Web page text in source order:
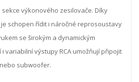
výkonového zesilovače. Díky
schopen řídit i náročné reprosoustavy
se širokým a dynamickým
i variabilní výstupy RCA umožňují připojit
subwoofer.